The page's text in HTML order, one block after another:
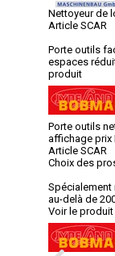
Nettoyeur de
Article SCAR
Porte outils
espaces
produit
Porte outils
affichage prix
Article SCAR
Choix des
au-delà de
Voir le produit